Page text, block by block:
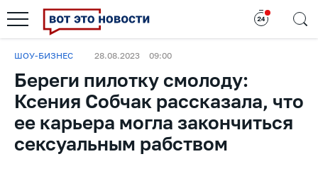
ШОУ-БИЗНЕС 28.08.2023 09:00
Береги пилотку смолоду:
Ксения Собчак рассказала, что
ее карьера могла закончиться
сексуальным рабством